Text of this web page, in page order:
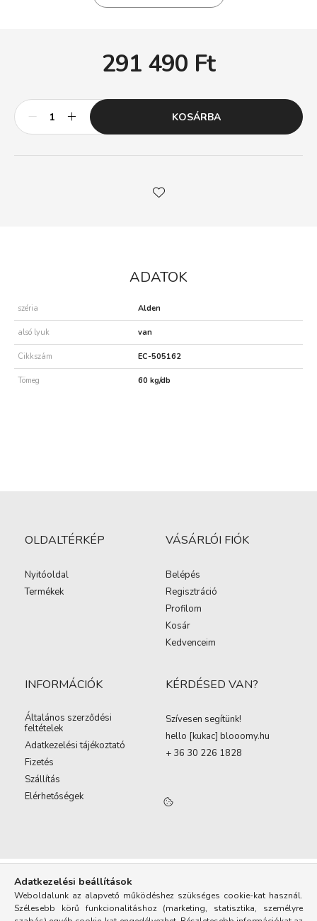
291 490 Ft
KOSÁRBA
ADATOK
széria Alden
alsó lyuk van
Cikkszám EC-505162
Tömeg 60 kg/db
OLDALTÉRKÉP
Nyitóoldal
Termékek
VÁSÁRLÓI FIÓK
Belépés
Regisztráció
Profilom
Kosár
Kedvenceim
INFORMÁCIÓK
Általános szerződési
feltételek
Adatkezelési tájékoztató
Fizetés
Szállítás
Elérhetőségek
KÉRDÉSED VAN?
Szívesen segítünk!
hello [kukac] blooomy.hu
+ 36 30 226 1828
Adatkezelési beállítások
Weboldalunk az alapvető működéshez szükséges cookie-kat használ.
Szélesebb körű funkcionalitáshoz (marketing, statisztika, személyre